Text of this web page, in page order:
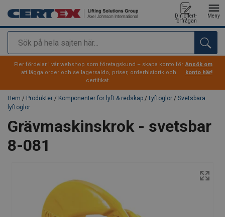
Sök
Din offert-
förfrågan
Meny
tillagd i varukorg
Fler fördelar i vår webshop som företagskund – skapa konto för
att lägga order och se lagersaldo, priser, orderhistorik och
certifikat.
Ansök om
konto här!
Hem / Produkter / Komponenter för lyft & redskap / Lyftöglor / Svetsbara
lyftöglor
Grävmaskinskrok - svetsbar
8-081